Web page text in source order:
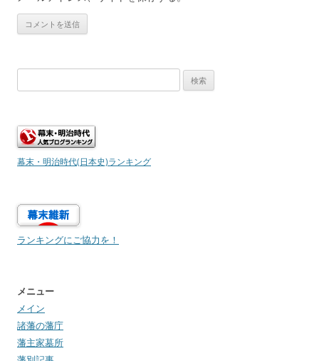
索:
幕末・明治時代(日本史)ランキング
ランキングにご協力を！
メニュー
メイン
諸藩の藩庁
藩主家墓所